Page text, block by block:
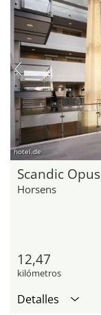
hotel.de
Scandic
Horsens
12,47
kilómetros
Detalles